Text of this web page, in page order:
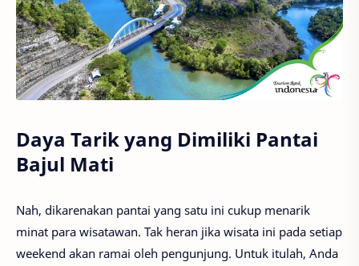
Daya Tarik yang Dimiliki Pantai
Bajul Mati
Nah, dikarenakan pantai yang satu ini cukup menarik
minat para wisatawan. Tak heran jika wisata ini pada setiap
weekend akan ramai oleh pengunjung. Untuk itulah, Anda